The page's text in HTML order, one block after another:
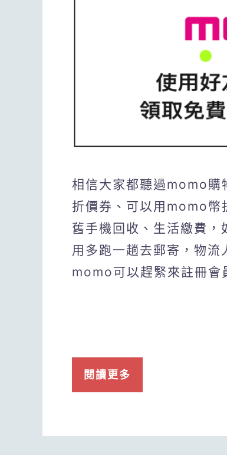
相信大家都聽過momo購
折價券、可以用momo幣
舊手機回收、生活繳費，
用多跑一趟去郵寄，物
momo可以趕緊來註冊會
閱讀更多